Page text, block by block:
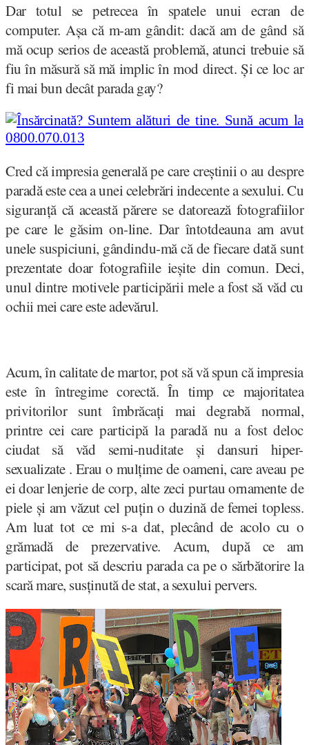
Dar totul se petrecea în spatele unui ecran de
computer. Așa că m-am gândit: dacă am de gând să
mă ocup serios de această problemă, atunci trebuie să
fiu în măsură să mă implic în mod direct. Și ce loc ar
fi mai bun decât parada gay?
Cred că impresia generală pe care creștinii o au despre
paradă este cea a unei celebrări indecente a sexului. Cu
siguranță că această părere se datorează fotografiilor
pe care le găsim on-line. Dar întotdeauna am avut
unele suspiciuni, gândindu-mă că de fiecare dată sunt
prezentate doar fotografiile ieșite din comun. Deci,
unul dintre motivele participării mele a fost să văd cu
ochii mei care este adevărul.
Acum, în calitate de martor, pot să vă spun că impresia
este în întregime corectă. În timp ce majoritatea
privitorilor sunt îmbrăcați mai degrabă normal,
printre cei care participă la paradă nu a fost deloc
ciudat să văd semi-nuditate și dansuri hiper-
sexualizate . Erau o mulțime de oameni, care aveau pe
ei doar lenjerie de corp, alte zeci purtau ornamente de
piele și am văzut cel puțin o duzină de femei topless.
Am luat tot ce mi s-a dat, plecând de acolo cu o
grămadă de prezervative. Acum, după ce am
participat, pot să descriu parada ca pe o sărbătorire la
scară mare, susținută de stat, a sexului pervers.